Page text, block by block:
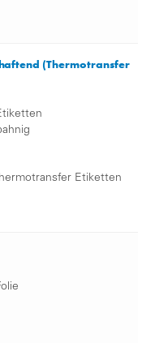
(Thermotransfer
Etiketten